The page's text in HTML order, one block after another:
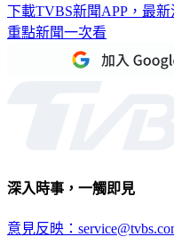
下載TVBS新聞APP，最
重點新聞一次看
深入時事，一觸即見
意見反映：